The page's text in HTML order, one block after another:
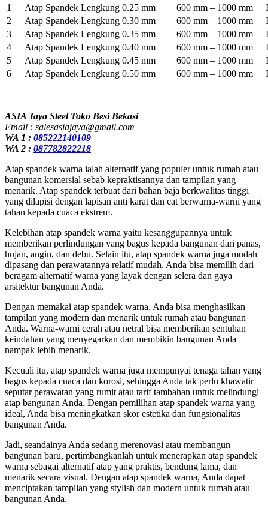
1
Atap Spandek Lengkung 0.25 mm 600 mm – 1000 mm
2
Atap Spandek Lengkung 0.30 mm 600 mm – 1000 mm
3
Atap Spandek Lengkung 0.35 mm 600 mm – 1000 mm
4
Atap Spandek Lengkung 0.40 mm 600 mm – 1000 mm
5
Atap Spandek Lengkung 0.45 mm 600 mm – 1000 mm
6
Atap Spandek Lengkung 0.50 mm 600 mm – 1000 mm
ASIA Jaya Steel Toko Besi Bekasi
Email : salesasiajaya@gmail.com
WA 1 : 085222140109
WA 2 : 087782822218
Atap spandek warna ialah alternatif yang populer untuk rumah atau
bangunan komersial sebab kepraktisannya dan tampilan yang
menarik. Atap spandek terbuat dari bahan baja berkwalitas tinggi
yang dilapisi dengan lapisan anti karat dan cat berwarna-warni yang
tahan kepada cuaca ekstrem.
Kelebihan atap spandek warna yaitu kesanggupannya untuk
memberikan perlindungan yang bagus kepada bangunan dari panas,
hujan, angin, dan debu. Selain itu, atap spandek warna juga mudah
dipasang dan perawatannya relatif mudah. Anda bisa memilih dari
beragam alternatif warna yang layak dengan selera dan gaya
arsitektur bangunan Anda.
Dengan memakai atap spandek warna, Anda bisa menghasilkan
tampilan yang modern dan menarik untuk rumah atau bangunan
Anda. Warna-warni cerah atau netral bisa memberikan sentuhan
keindahan yang menyegarkan dan membikin bangunan Anda
nampak lebih menarik.
Kecuali itu, atap spandek warna juga mempunyai tenaga tahan yang
bagus kepada cuaca dan korosi, sehingga Anda tak perlu khawatir
seputar perawatan yang rumit atau tarif tambahan untuk melindungi
atap bangunan Anda. Dengan pemilihan atap spandek warna yang
ideal, Anda bisa meningkatkan skor estetika dan fungsionalitas
bangunan Anda.
Jadi, seandainya Anda sedang merenovasi atau membangun
bangunan baru, pertimbangkanlah untuk menerapkan atap spandek
warna sebagai alternatif atap yang praktis, bendung lama, dan
menarik secara visual. Dengan atap spandek warna, Anda dapat
menciptakan tampilan yang stylish dan modern untuk rumah atau
bangunan Anda.